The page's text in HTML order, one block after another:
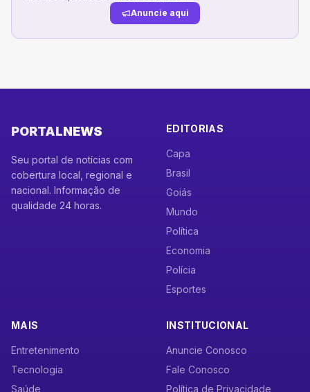
Anuncie aqui
PORTALNEWS
Seu portal de notícias com
cobertura local, regional e
nacional. Informação de
qualidade 24 horas.
EDITORIAS
Capa
Brasil
Goiás
Mundo
Política
Economia
Polícia
Esportes
MAIS
Entretenimento
Tecnologia
Saúde
INSTITUCIONAL
Anuncie Conosco
Fale Conosco
Política de Privacidade